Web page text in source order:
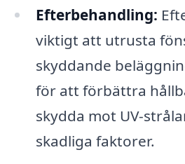
Efterbehandling:
viktigt att utrusta
skyddande
för att förbättra
skydda mot UV-
skadliga faktorer.